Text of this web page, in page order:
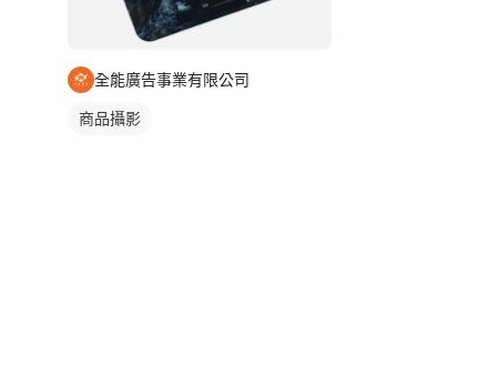
全能廣告事業有限公司
商品攝影